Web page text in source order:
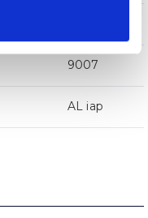
9007
AL iap